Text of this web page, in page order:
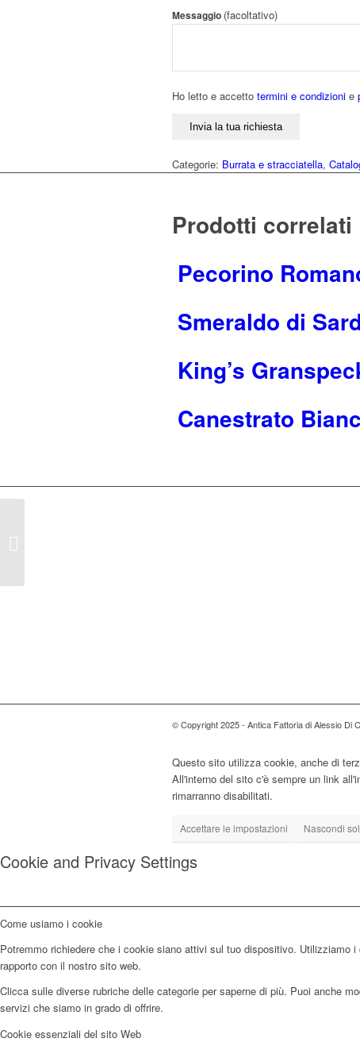
Messaggio (facoltativo)
Ho letto e accetto termini e condizioni e
Categorie: Burrata e stracciatella,
Prodotti correlati
Pecorino
Smeraldo di
King’s
Canestrato
© Copyright 2025 - Antica Fattoria di Alessio Di
Questo sito utilizza cookie, anche di
All'interno del sito c'è sempre un link
rimarranno disabilitati.
Accettare le impostazioni Nascondi
Cookie and Privacy Settings
Come usiamo i cookie
Potremmo richiedere che i cookie siano attivi sul tuo dispositivo. Utilizziamo
rapporto con il nostro sito web.
Clicca sulle diverse rubriche delle categorie per saperne di più. Puoi anche
servizi che siamo in grado di offrire.
Cookie essenziali del sito Web